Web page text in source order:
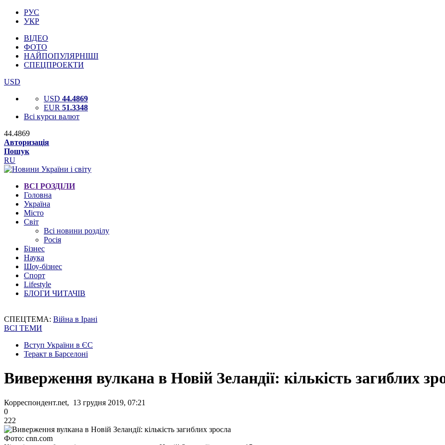
РУС
УКР
ВІДЕО
ФОТО
НАЙПОПУЛЯРНІШІ
СПЕЦПРОЕКТИ
USD
USD 44.4869
EUR 51.3348
Всі курси валют
44.4869
Авторизація
Пошук
RU
ВСІ РОЗДІЛИ
Головна
Україна
Місто
Світ
Всі новини розділу
Росія
Бізнес
Наука
Шоу-бізнес
Спорт
Lifestyle
БЛОГИ ЧИТАЧІВ
СПЕЦТЕМА: Війна в Ірані
ВСІ ТЕМИ
Вступ України в ЄС
Теракт в Барселоні
Виверження вулкана в Новій Зеландії: кількість загиблих
Корреспондент.net, 13 грудня 2019, 07:21
0
222
Фото: cnn.com